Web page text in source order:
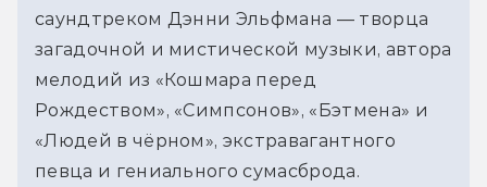
саундтреком Дэнни Эльфмана — творца
загадочной и мистической музыки, автора
мелодий из «Кошмара перед
Рождеством», «Симпсонов», «Бэтмена» и
«Людей в чёрном», экстравагантного
певца и гениального сумасброда.